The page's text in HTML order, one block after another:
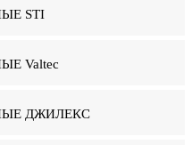
STI
Valtec
ДЖИЛЕКС